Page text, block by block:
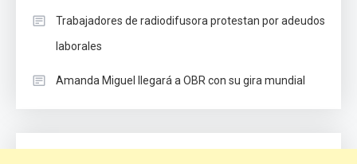
Trabajadores de radiodifusora protestan por adeudos
laborales
Amanda Miguel llegará a OBR con su gira mundial